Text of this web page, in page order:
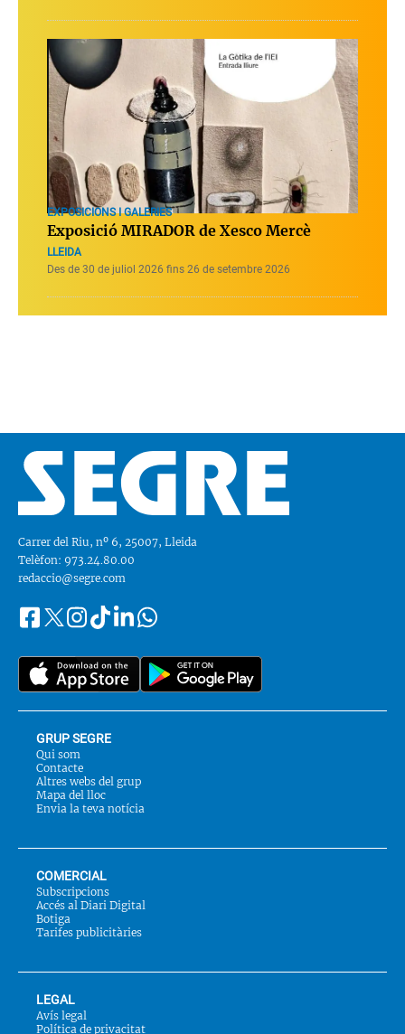
EXPOSICIONS I GALERIES
Exposició MIRADOR de Xesco Mercè
LLEIDA
Des de 30 de juliol 2026 fins 26 de setembre 2026
Carrer del Riu, nº 6, 25007, Lleida
Telèfon: 973.24.80.00
redaccio@segre.com
Segueix-
a::
FacebookInstagram
TiktokLinkedinWhatsapp
GRUP SEGRE
Qui som
Contacte
Altres webs del grup
Mapa del lloc
Envia la teva notícia
COMERCIAL
Subscripcions
Accés al Diari Digital
Botiga
Tarifes publicitàries
LEGAL
Avís legal
Política de privacitat